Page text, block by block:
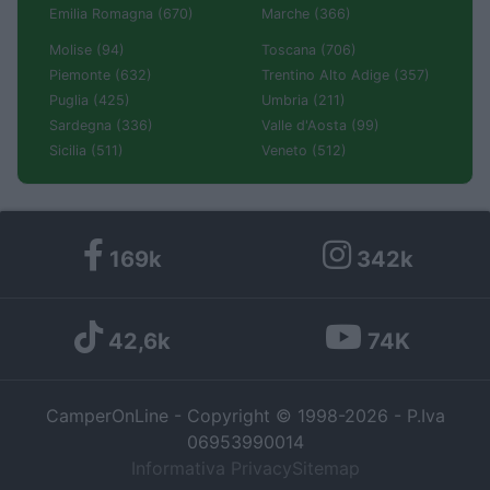
Emilia Romagna (670) Marche (366)
Molise (94)
Piemonte (632)
Puglia (425)
Sardegna (336)
Sicilia (511)
Toscana (706)
Trentino Alto Adige (357)
Umbria (211)
Valle d'Aosta (99)
Veneto (512)
169k 342k
42,6k 74K
CamperOnLine - Copyright © 1998-2026 - P.Iva
06953990014
Informativa Privacy Sitemap